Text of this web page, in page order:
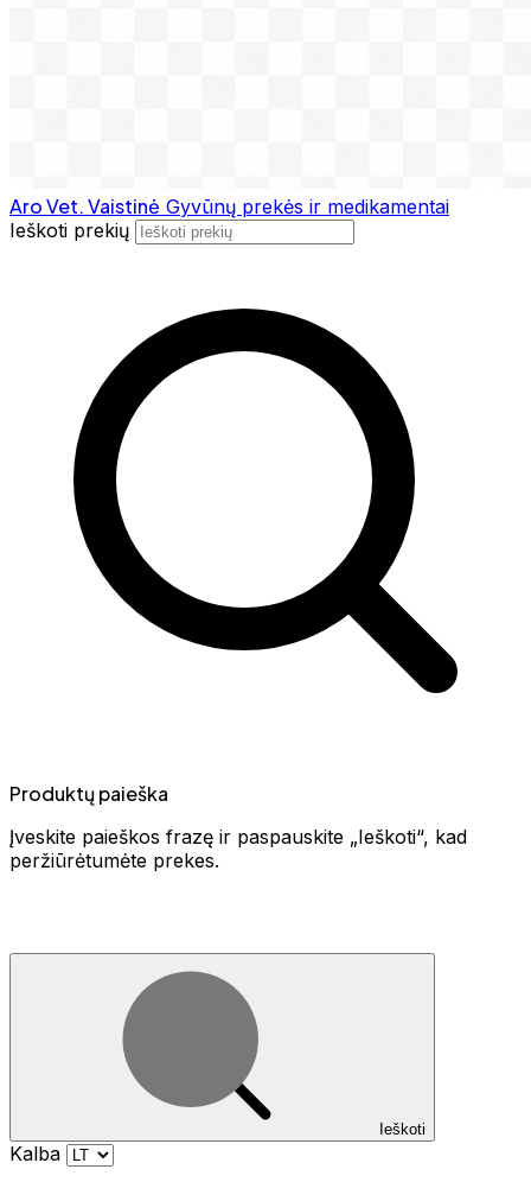
Aro Vet. Vaistinė Gyvūnų prekės ir medikamentai
Ieškoti prekių
Produktų paieška
Įveskite paieškos frazę ir paspauskite „Ieškoti“, kad
peržiūrėtumėte prekes.
Ieškoti
Kalba